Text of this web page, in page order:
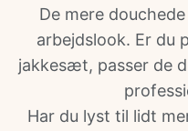
De mere
arbejdslook. Er du
jakkesæt, passer de
Har du lyst til lidt